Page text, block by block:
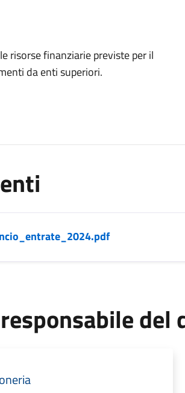
risorse finanziarie previste per il
da enti superiori.
del